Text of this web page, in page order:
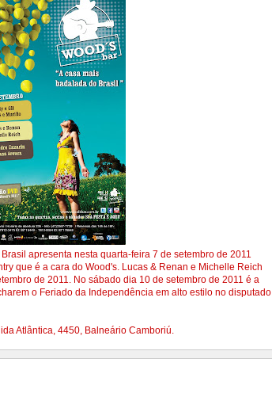
apresenta nesta quarta-feira 7 de setembro de 2011
que é a cara do Wood's. Lucas & Renan e Michelle Reich
de 2011. No sábado dia 10 de setembro de 2011 é a
o Feriado da Independência em alto estilo no disputado
Atlântica, 4450, Balneário Camboriú.